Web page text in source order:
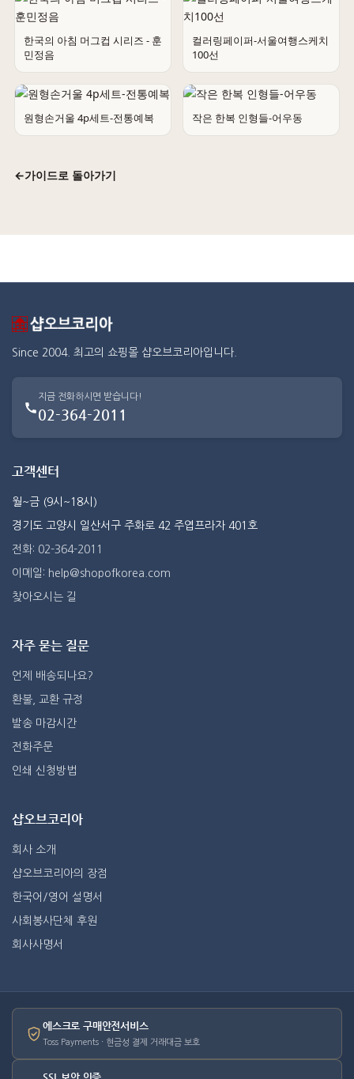
한국의 아침 머그컵 시리즈 - 훈
민정음
컬러링페이퍼-서울여행스케치
100선
원형손거울 4p세트-전통예복 작은 한복 인형들-어우동
←가이드로 돌아가기
Since 2004. 최고의 쇼핑몰 샵오브코리아입니다.
지금 전화하시면 받습니다!
02-364-2011
고객센터
월~금 (9시~18시)
경기도 고양시 일산서구 주화로 42 주엽프라자 401호
전화: 02-364-2011
이메일: help@shopofkorea.com
찾아오시는 길
자주 묻는 질문
언제 배송되나요?
환불, 교환 규정
발송 마감시간
전화주문
인쇄 신청방법
샵오브코리아
회사 소개
샵오브코리아의 장점
한국어/영어 설명서
사회봉사단체 후원
회사사명서
에스크로 구매안전서비스
Toss Payments · 현금성 결제 거래대금 보호